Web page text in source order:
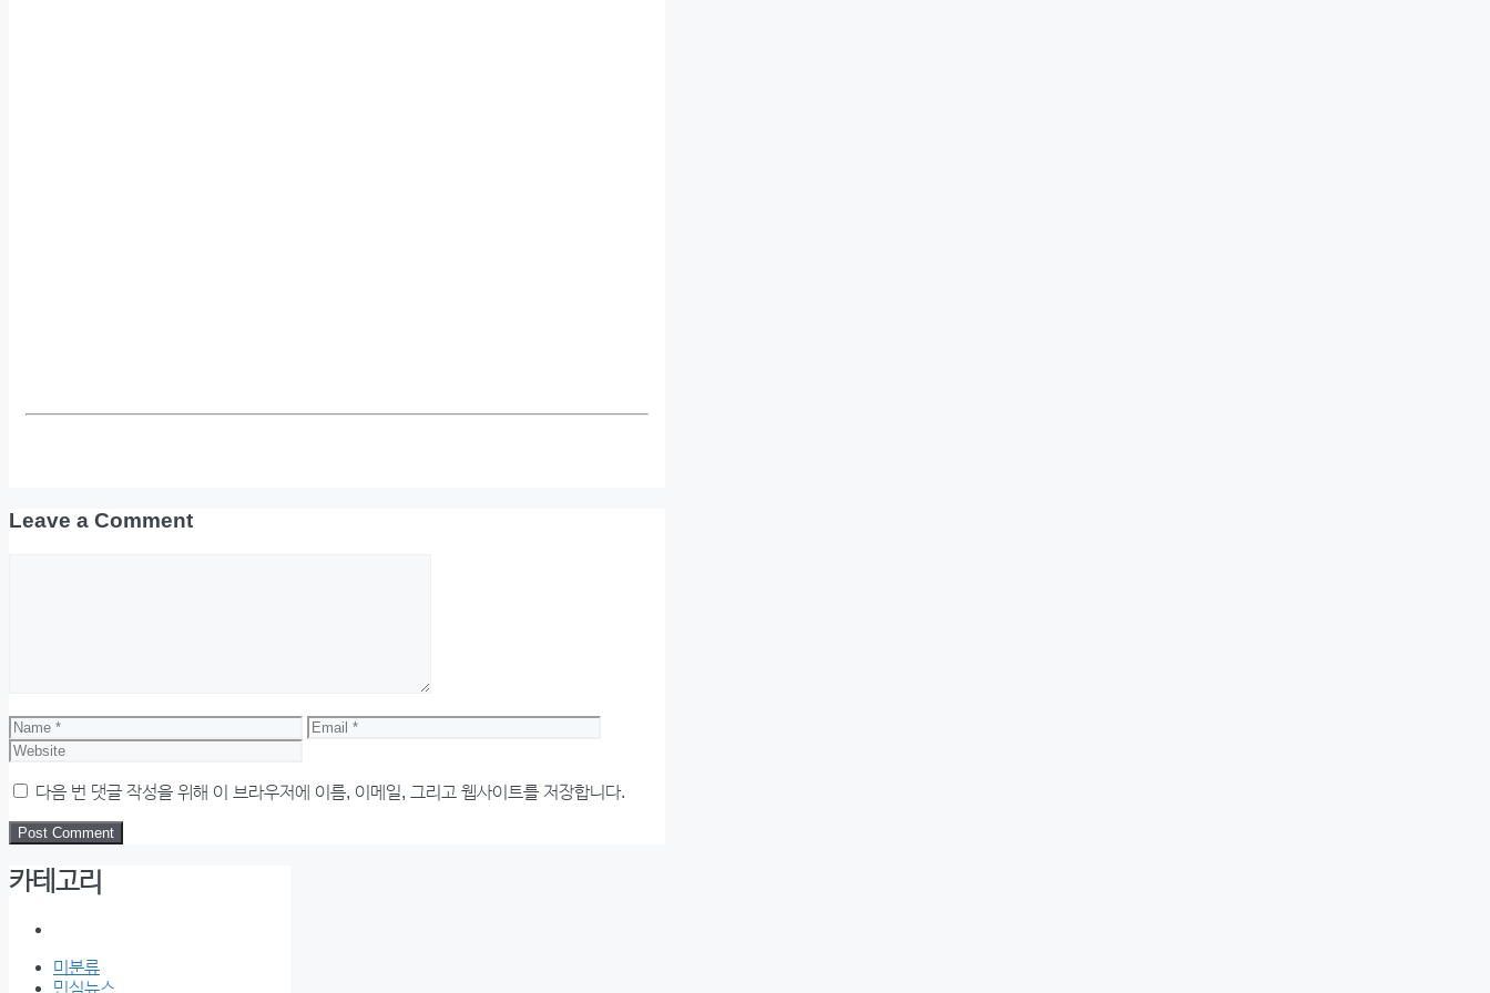
Leave a Comment
Name Email
다음 번 댓글 작성을 위해 이 브라우저에 이름, 이메일, 그리고 웹사이트를 저장합니다.
카테고리
미분류
민심뉴스